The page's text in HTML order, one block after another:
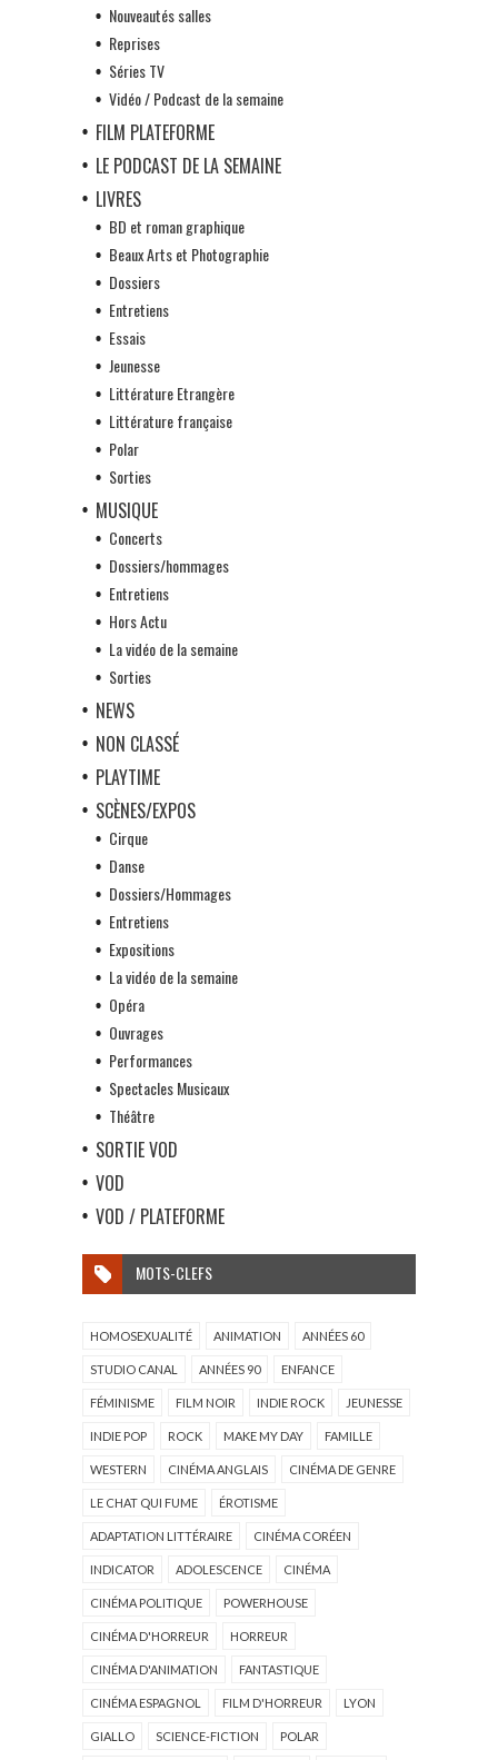
Nouveautés salles
Reprises
Séries TV
Vidéo / Podcast de la semaine
FILM PLATEFORME
LE PODCAST DE LA SEMAINE
LIVRES
BD et roman graphique
Beaux Arts et Photographie
Dossiers
Entretiens
Essais
Jeunesse
Littérature Etrangère
Littérature française
Polar
Sorties
MUSIQUE
Concerts
Dossiers/hommages
Entretiens
Hors Actu
La vidéo de la semaine
Sorties
NEWS
NON CLASSÉ
PLAYTIME
SCÈNES/EXPOS
Cirque
Danse
Dossiers/Hommages
Entretiens
Expositions
La vidéo de la semaine
Opéra
Ouvrages
Performances
Spectacles Musicaux
Théâtre
SORTIE VOD
VOD
VOD / PLATEFORME
MOTS-CLEFS
HOMOSEXUALITÉ ANIMATION ANNÉES 60
STUDIO CANAL ANNÉES 90 ENFANCE
FÉMINISME FILM NOIR INDIE ROCK JEUNESSE
INDIE POP ROCK MAKE MY DAY FAMILLE
WESTERN CINÉMA ANGLAIS CINÉMA DE GENRE
LE CHAT QUI FUME ÉROTISME
ADAPTATION LITTÉRAIRE CINÉMA CORÉEN
INDICATOR ADOLESCENCE CINÉMA
CINÉMA POLITIQUE POWERHOUSE
CINÉMA D'HORREUR HORREUR
CINÉMA D'ANIMATION FANTASTIQUE
CINÉMA ESPAGNOL FILM D'HORREUR LYON
GIALLO SCIENCE-FICTION POLAR